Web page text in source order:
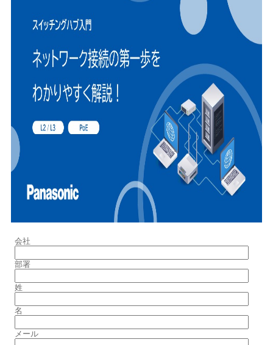
会社
部署
姓
名
メール